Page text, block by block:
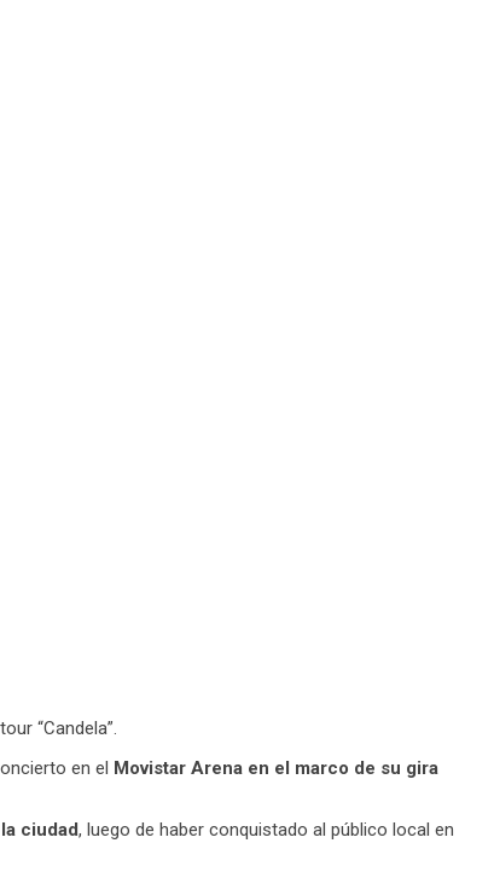
“Candela”.
en el Movistar Arena en el marco de su gira
ciudad, luego de haber conquistado al público local en